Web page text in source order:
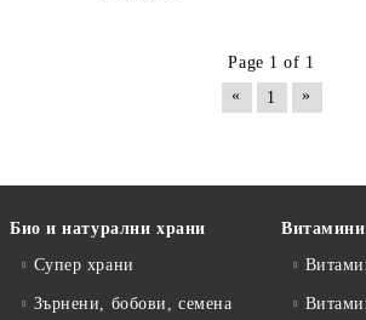
Page 1 of 1
«
1 »
Био и натурални храни
Супер храни
Зърнени, бобови, семена